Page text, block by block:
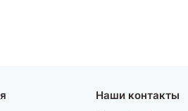
Наши контакты